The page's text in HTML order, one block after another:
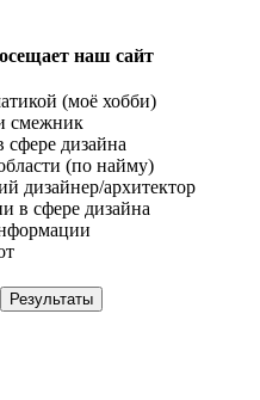
наш сайт
(моё хобби)
смежник
дизайна
(по найму)
дизайнер/архитектор
в сфере дизайна